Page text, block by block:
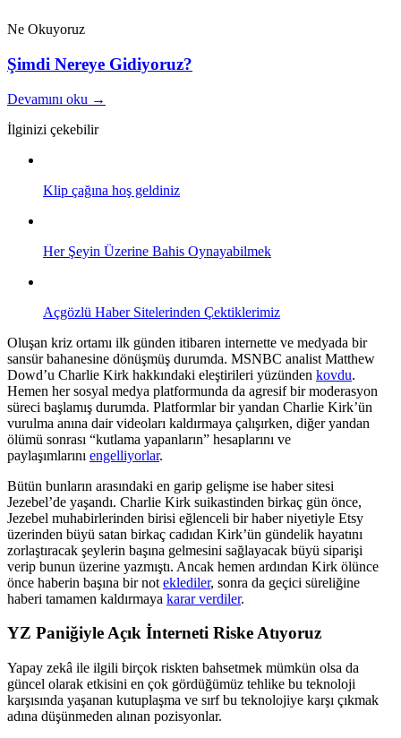
Ne Okuyoruz
Şimdi Nereye Gidiyoruz?
Devamını oku →
İlginizi çekebilir
Klip çağına hoş geldiniz
Her Şeyin Üzerine Bahis Oynayabilmek
Açgözlü Haber Sitelerinden Çektiklerimiz
Oluşan kriz ortamı ilk günden itibaren internette ve medyada bir
sansür bahanesine dönüşmüş durumda. MSNBC analist Matthew
Dowd’u Charlie Kirk hakkındaki eleştirileri yüzünden kovdu.
Hemen her sosyal medya platformunda da agresif bir moderasyon
süreci başlamış durumda. Platformlar bir yandan Charlie Kirk’ün
vurulma anına dair videoları kaldırmaya çalışırken, diğer yandan
ölümü sonrası “kutlama yapanların” hesaplarını ve
paylaşımlarını engelliyorlar.
Bütün bunların arasındaki en garip gelişme ise haber sitesi
Jezebel’de yaşandı. Charlie Kirk suikastinden birkaç gün önce,
Jezebel muhabirlerinden birisi eğlenceli bir haber niyetiyle Etsy
üzerinden büyü satan birkaç cadıdan Kirk’ün gündelik hayatını
zorlaştıracak şeylerin başına gelmesini sağlayacak büyü siparişi
verip bunun üzerine yazmıştı. Ancak hemen ardından Kirk ölünce
önce haberin başına bir not eklediler, sonra da geçici süreliğine
haberi tamamen kaldırmaya karar verdiler.
YZ Paniğiyle Açık İnterneti Riske Atıyoruz
Yapay zekâ ile ilgili birçok riskten bahsetmek mümkün olsa da
güncel olarak etkisini en çok gördüğümüz tehlike bu teknoloji
karşısında yaşanan kutuplaşma ve sırf bu teknolojiye karşı çıkmak
adına düşünmeden alınan pozisyonlar.